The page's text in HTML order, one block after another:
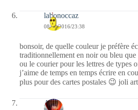
labonoccaz
08/08/2016/23:38
bonsoir, de quelle couleur je préfère
traditionnellement en noir ou bleu que
ou le courier pour les lettres de types
j’aime de temps en temps écrire en
plus pour des cartes postales 😉 joli
Ava